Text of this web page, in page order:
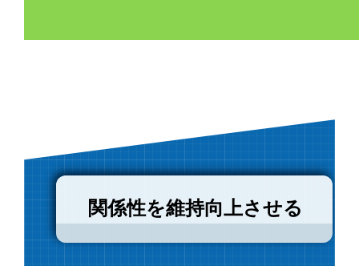
関係性を維持向上させる